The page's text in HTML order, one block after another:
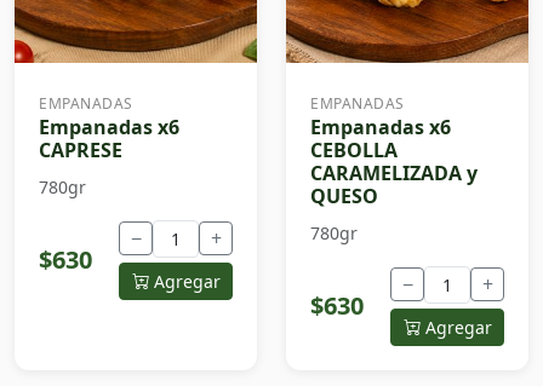
EMPANADAS
Empanadas x6
CAPRESE
780gr
$630
− +
Agregar
EMPANADAS
Empanadas x6
CEBOLLA
CARAMELIZADA y
QUESO
780gr
$630
− +
Agregar